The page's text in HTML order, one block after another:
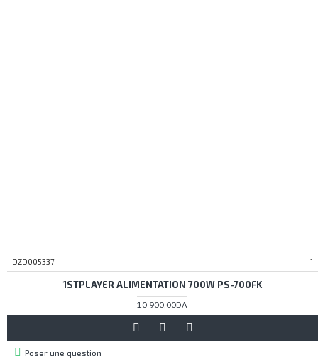
DZD005337 1
1STPLAYER ALIMENTATION 700W PS-700FK
10 900,00DA
Poser une question